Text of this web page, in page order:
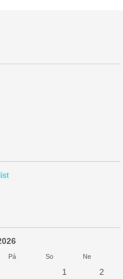
Pá So Ne
1
2